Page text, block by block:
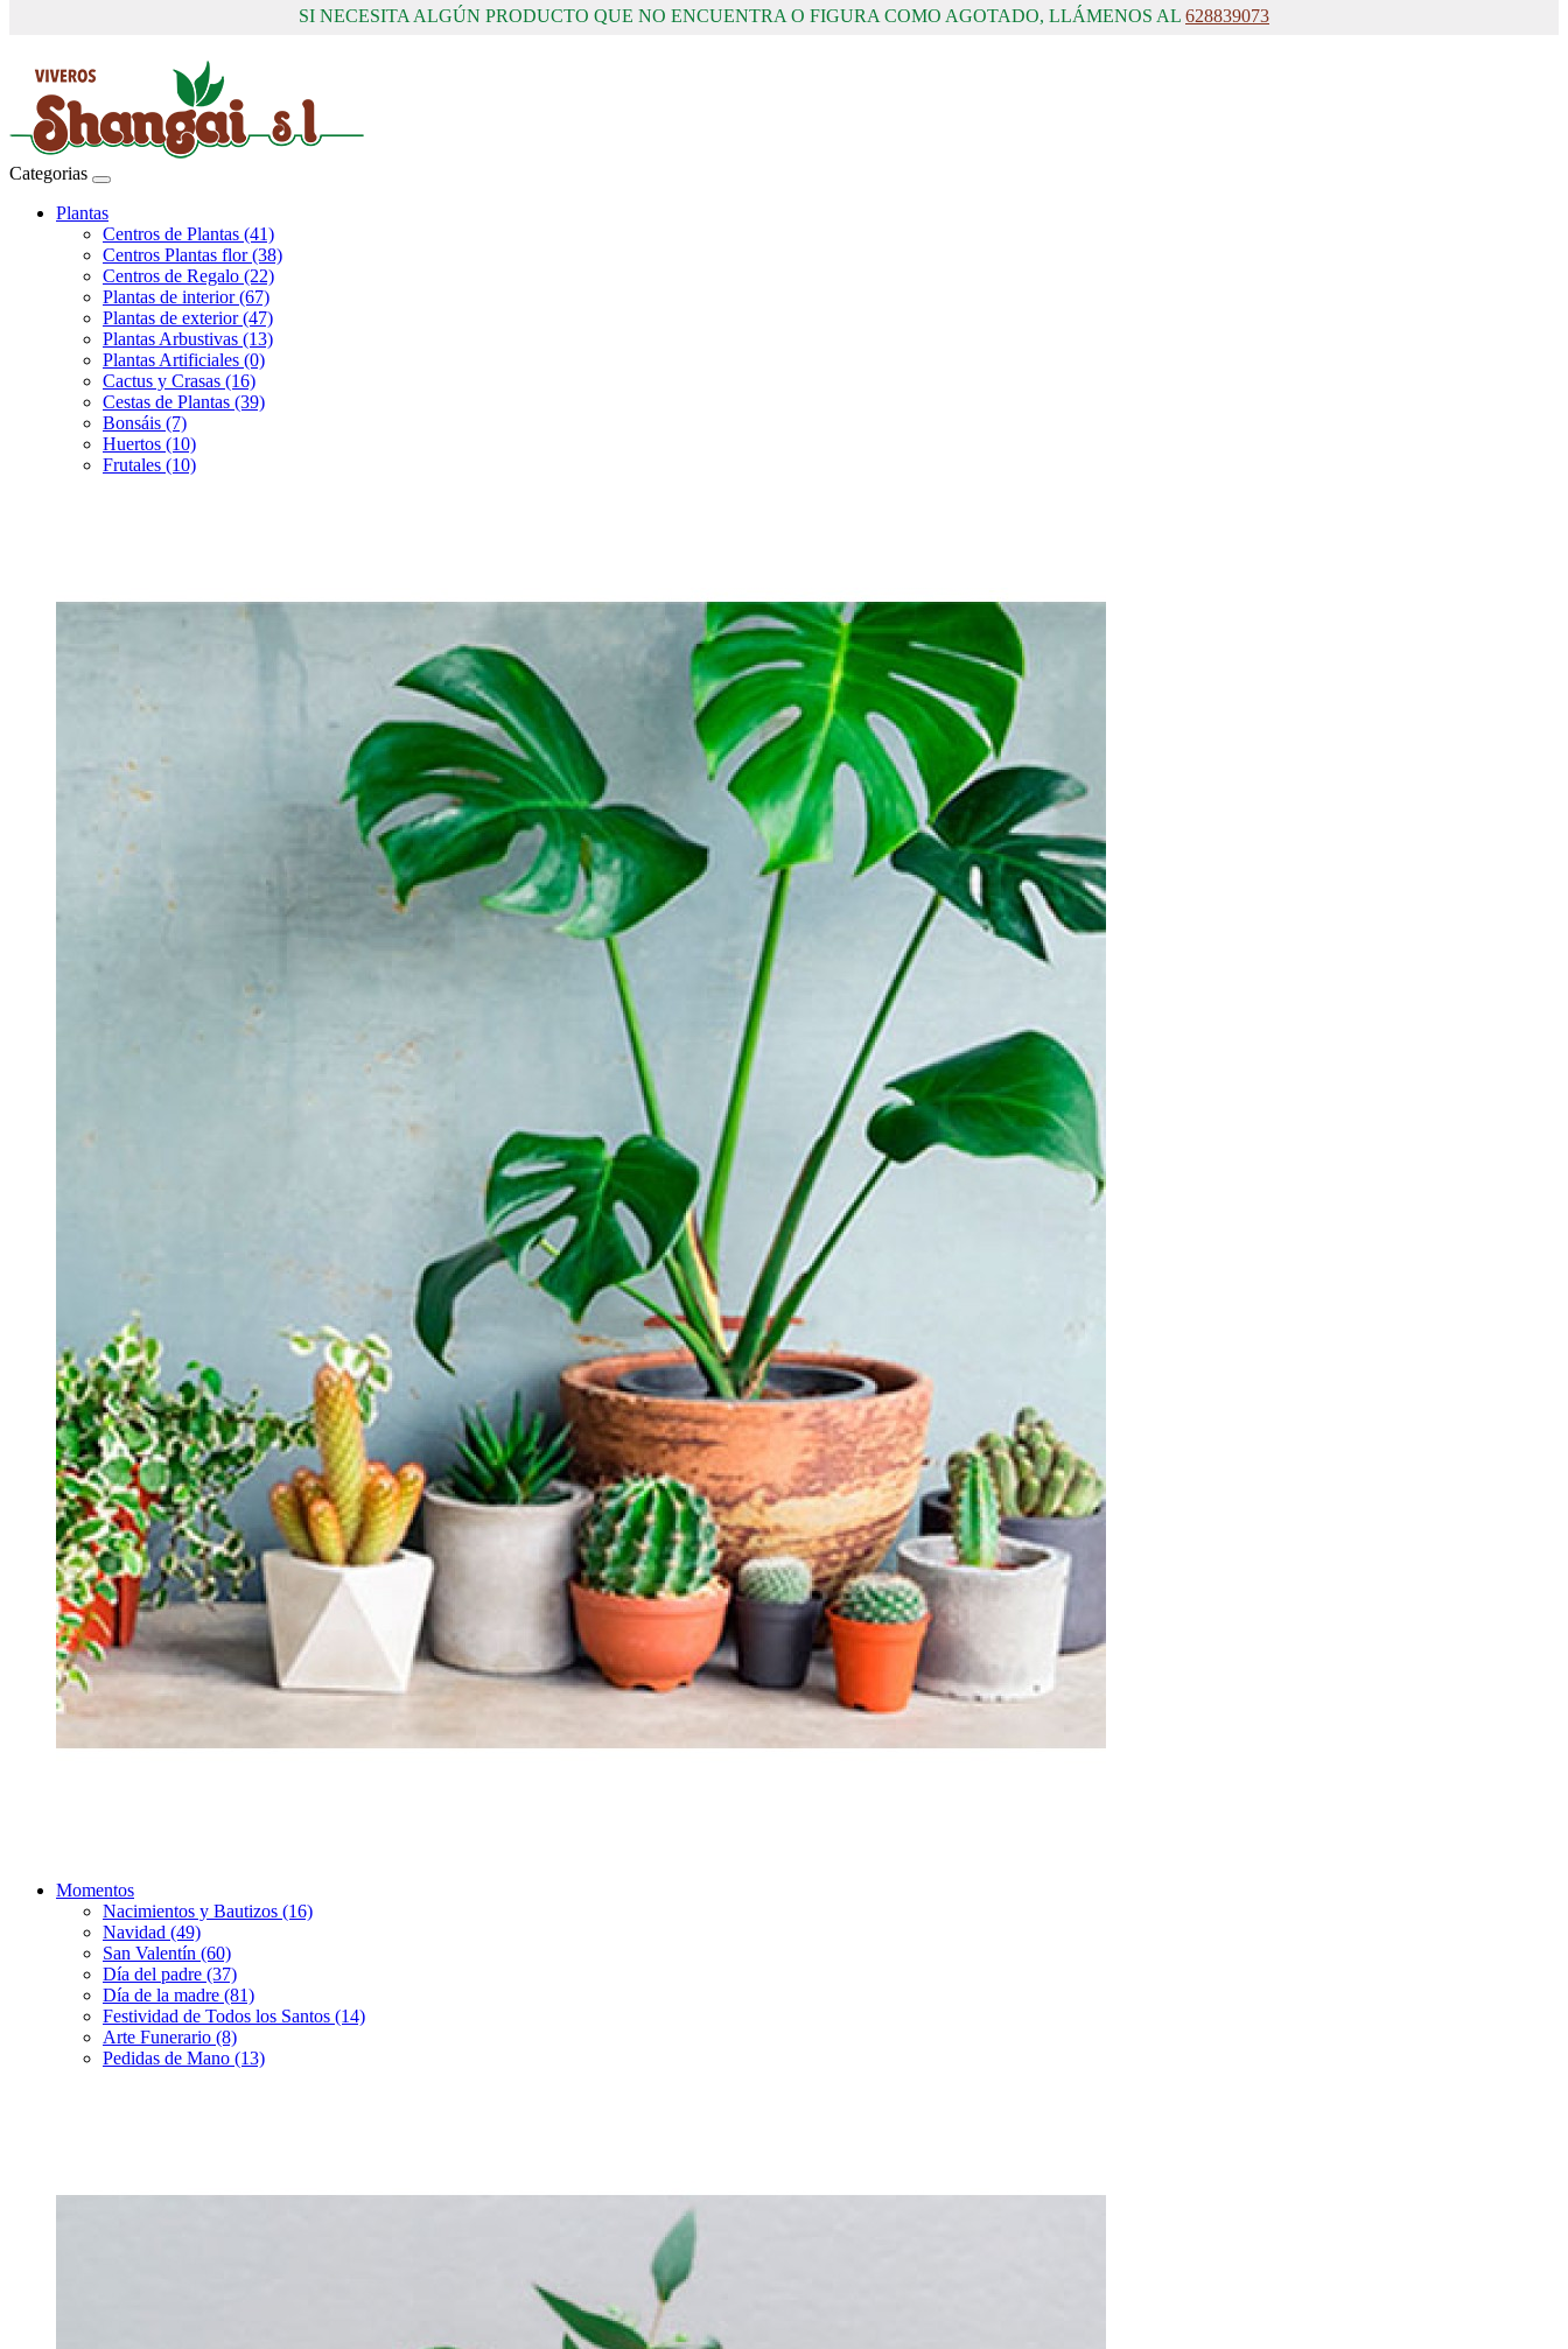
SI NECESITA ALGÚN PRODUCTO QUE NO ENCUENTRA O FIGURA COMO AGOTADO, LLÁMENOS AL 628839073
Categorias
Plantas
Centros de Plantas (41)
Centros Plantas flor (38)
Centros de Regalo (22)
Plantas de interior (67)
Plantas de exterior (47)
Plantas Arbustivas (13)
Plantas Artificiales (0)
Cactus y Crasas (16)
Cestas de Plantas (39)
Bonsáis (7)
Huertos (10)
Frutales (10)
Momentos
Nacimientos y Bautizos (16)
Navidad (49)
San Valentín (60)
Día del padre (37)
Día de la madre (81)
Festividad de Todos los Santos (14)
Arte Funerario (8)
Pedidas de Mano (13)